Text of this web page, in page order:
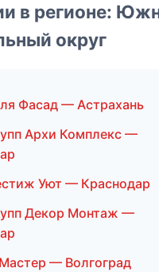
в регионе:
округ
Фасад — Астрахань
Архи Комплекс —
Уют — Краснодар
Декор Монтаж —
— Волгоград